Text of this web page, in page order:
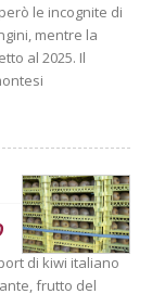
le incognite di
mentre la
al 2025. Il
di kiwi italiano
frutto del